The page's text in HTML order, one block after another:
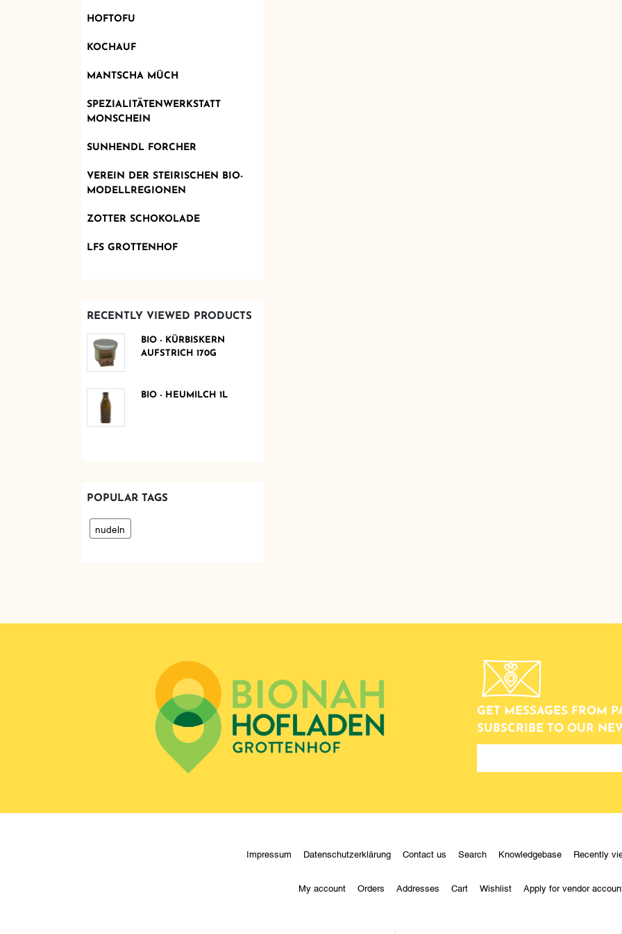
HOFTOFU
KOCHAUF
MANTSCHA MÜCH
SPEZIALITÄTENWERKSTATT
MONSCHEIN
SUNHENDL FORCHER
VEREIN DER STEIRISCHEN BIO-
MODELLREGIONEN
ZOTTER SCHOKOLADE
LFS GROTTENHOF
RECENTLY VIEWED PRODUCTS
BIO - KÜRBISKERN
AUFSTRICH 170G
BIO - HEUMILCH 1L
POPULAR TAGS
nudeln
GET MESSAGES FROM
SUBSCRIBE TO OUR
newsletter
Impressum Datenschutzerklärung Contact us Search Knowledgebase Recently
My account Orders Addresses Cart Wishlist Apply for vendor